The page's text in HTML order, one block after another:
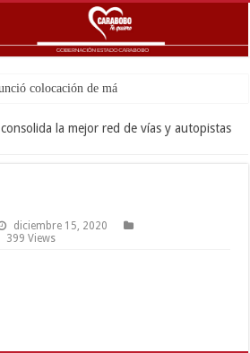
colocación de más de mil 500 to
la mejor red de vías y autopistas
diciembre 15, 2020
399 Views